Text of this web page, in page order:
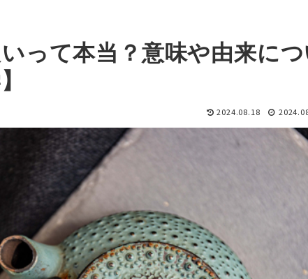
って本当？意味や由来につ
2024.08.18